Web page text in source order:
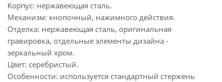
Корпус: нержавеющая сталь.
Механизм: кнопочный, нажимного действия.
Отделка: нержавеющая сталь, оригинальная
гравировка, отдельные элементы дизайна -
зеркальный хром.
Цвет: серебристый.
Особенности: используется стандартный стержень